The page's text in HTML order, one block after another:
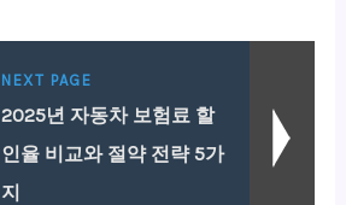
NEXT PAGE
2025년 자동차 보험료 할
인율 비교와 절약 전략 5가
지